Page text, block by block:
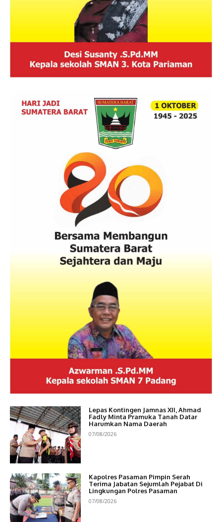
Lepas Kontingen Jamnas XII, Ahmad
Fadly Minta Pramuka Tanah Datar
Harumkan Nama Daerah
07/08/2026
Kapolres Pasaman Pimpin Serah
Terima Jabatan Sejumlah Pejabat Di
Lingkungan Polres Pasaman
07/08/2026